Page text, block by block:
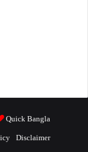
Quick Bangla
Disclaimer